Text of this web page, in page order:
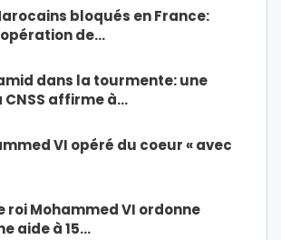
bloqués en France:
de…
dans la tourmente: une
CNSS affirme à…
VI opéré du coeur « avec
roi Mohammed VI ordonne
aide à 15…